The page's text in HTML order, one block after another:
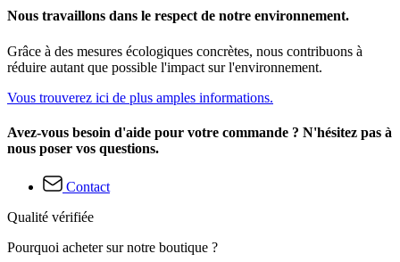
Nous travaillons dans le respect de notre environnement.
Grâce à des mesures écologiques concrètes, nous contribuons à
réduire autant que possible l'impact sur l'environnement.
Vous trouverez ici de plus amples informations.
Avez-vous besoin d'aide pour votre commande ? N'hésitez pas à
nous poser vos questions.
Contact
Qualité vérifiée
Pourquoi acheter sur notre boutique ?